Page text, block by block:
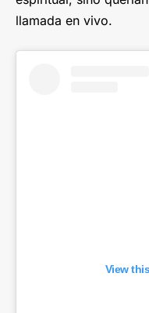
llamada en vivo.
View